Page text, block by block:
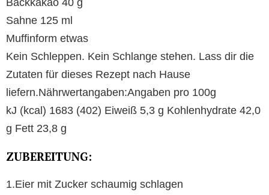
Sahne 125 ml
Muffinform etwas
Kein Schleppen. Kein Schlange stehen. Lass dir die
Zutaten für dieses Rezept nach Hause
liefern.Nährwertangaben:Angaben pro 100g
kJ (kcal) 1683 (402) Eiweiß 5,3 g Kohlenhydrate 42,0
g Fett 23,8 g
ZUBEREITUNG:
1.Eier mit Zucker schaumig schlagen